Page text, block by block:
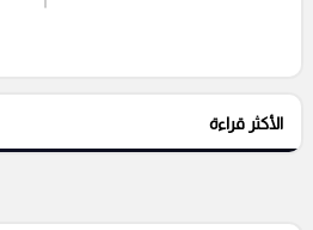
إرسال تعليق
التعليقات السابقة
الأكثر قراءة